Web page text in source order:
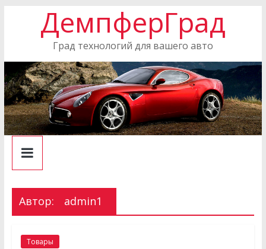
ДемпферГрад
Град технологий для вашего авто
Автор: admin1
Товары